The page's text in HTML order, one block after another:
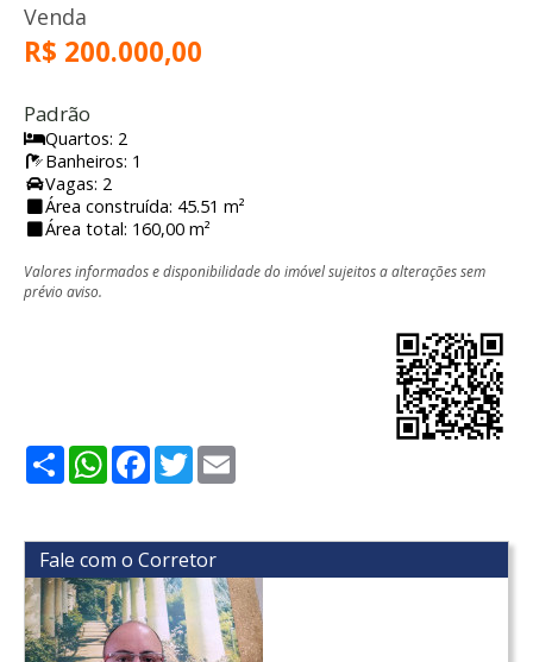
Venda
R$ 200.000,00
Padrão
Quartos: 2
Banheiros: 1
Vagas: 2
Área construída: 45.51 m²
Área total: 160,00 m²
Valores informados e disponibilidade do imóvel sujeitos a alterações sem
prévio aviso.
ShareWhatsApp
Facebook
Twitter
Fale com o Corretor